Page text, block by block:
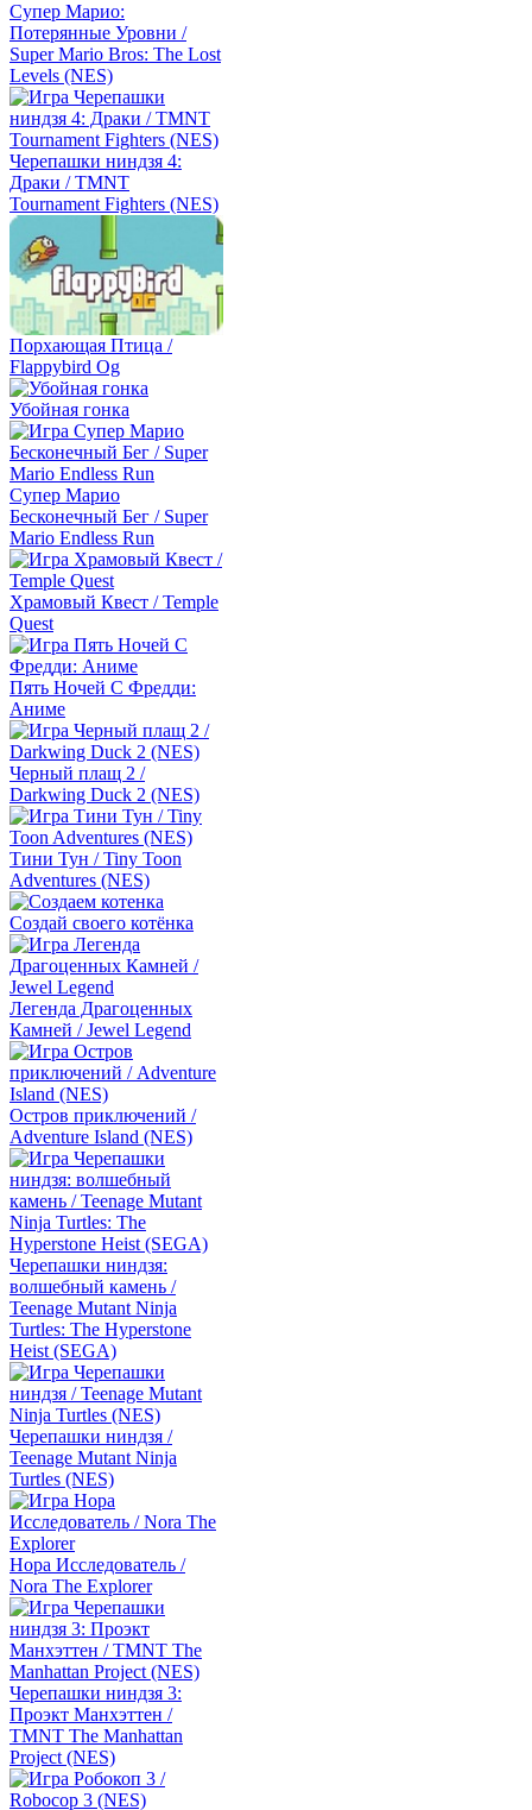
Супер Марио:
Потерянные Уровни /
Super Mario Bros: The Lost
Levels (NES)
Черепашки ниндзя 4:
Драки / TMNT
Tournament Fighters (NES)
Порхающая Птица /
Flappybird Og
Убойная гонка
Супер Марио
Бесконечный Бег / Super
Mario Endless Run
Храмовый Квест / Temple
Quest
Пять Ночей С Фредди:
Аниме
Черный плащ 2 /
Darkwing Duck 2 (NES)
Тини Тун / Tiny Toon
Adventures (NES)
Создай своего котёнка
Легенда Драгоценных
Камней / Jewel Legend
Остров приключений /
Adventure Island (NES)
Черепашки ниндзя:
волшебный камень /
Teenage Mutant Ninja
Turtles: The Hyperstone
Heist (SEGA)
Черепашки ниндзя /
Teenage Mutant Ninja
Turtles (NES)
Нора Исследователь /
Nora The Explorer
Черепашки ниндзя 3:
Проэкт Манхэттен /
TMNT The Manhattan
Project (NES)